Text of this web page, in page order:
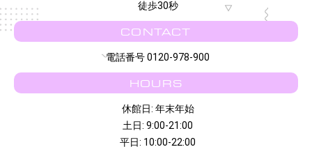
徒歩30秒
CONTACT
電話番号 0120-978-900
HOURS
休館日: 年末年始
土日: 9:00-21:00
平日: 10:00-22:00